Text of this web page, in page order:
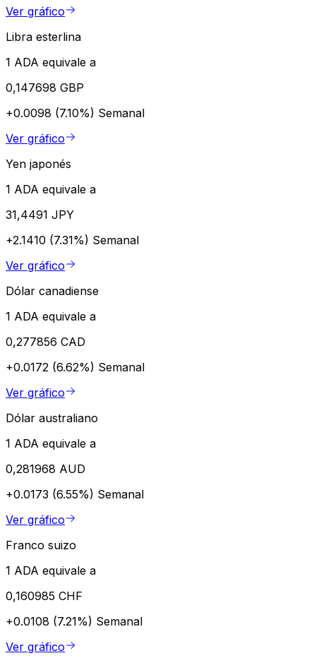
Ver gráfico
Libra esterlina
1 ADA equivale a
0,147698 GBP
+0.0098 (7.10%) Semanal
Ver gráfico
Yen japonés
1 ADA equivale a
31,4491 JPY
+2.1410 (7.31%) Semanal
Ver gráfico
Dólar canadiense
1 ADA equivale a
0,277856 CAD
+0.0172 (6.62%) Semanal
Ver gráfico
Dólar australiano
1 ADA equivale a
0,281968 AUD
+0.0173 (6.55%) Semanal
Ver gráfico
Franco suizo
1 ADA equivale a
0,160985 CHF
+0.0108 (7.21%) Semanal
Ver gráfico